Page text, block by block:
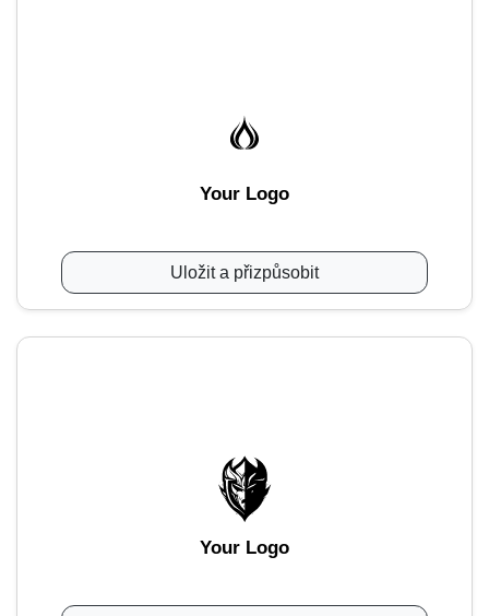
Your Logo
Uložit a přizpůsobit
Your Logo